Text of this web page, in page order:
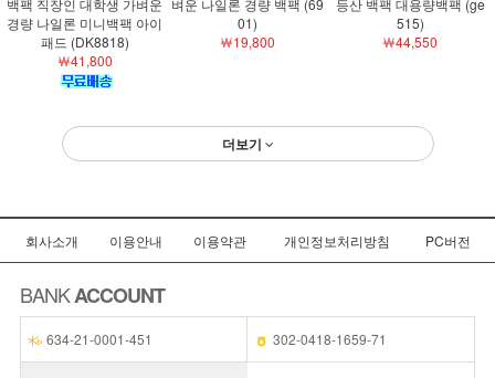
백팩 직장인 대학생 가벼운
경량 나일론 미니백팩 아이
패드 (DK8818)
￦41,800
벼운 나일론 경량 백팩 (69
01)
￦19,800
등산 백팩 대용량백팩 (ge
515)
￦44,550
더보기
회사소개 이용안내 이용약관 개인정보처리방침 PC버전
BANKACCOUNT
634-21-0001-451 302-0418-1659-71